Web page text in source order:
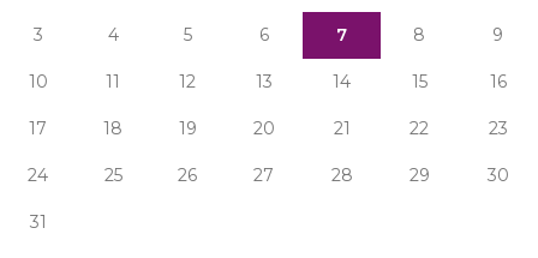
3 4 5 6 7 8 9
10 11 12 13 14 15 16
17 18 19 20 21 22 23
24 25 26 27 28 29 30
31